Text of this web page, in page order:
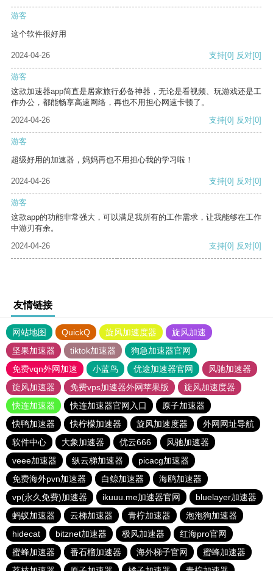
游客
这个软件很好用
2024-04-26 支持[0] 反对[0]
游客
这款加速器app简直是居家旅行必备神器，无论是看视频、玩游戏还是工
作办公，都能畅享高速网络，再也不用担心网速卡顿了。
2024-04-26
支持[0] 反对[0]
游客
超级好用的加速器，妈妈再也不用担心我的学习啦！
2024-04-26 支持[0] 反对[0]
游客
这款app的功能非常强大，可以满足我所有的工作需求，让我能够在工作
中游刃有余。
2024-04-26
支持[0] 反对[0]
友情链接
网站地图 QuickQ 旋风加速度器
旋风加速
坚果加速器
tiktok加速器
狗急加速器官网
免费vqn外网加速
小蓝鸟 优途加速器官网
风驰加速器
旋风加速器
免费vps加速器外网苹果版
旋风加速度器
快连加速器
快连加速器官网入口
原子加速器
快鸭加速器
快柠檬加速器 旋风加速度器
外网网址导航
软件中心
大象加速器 优云666
风驰加速器
veee加速器
纵云梯加速器
picacg加速器
免费海外pvn加速器
白鲸加速器
海鸥加速器
vp(永久免费)加速器
ikuuu.me加速器官网
bluelayer加速器
蚂蚁加速器
云梯加速器 青柠加速器
泡泡狗加速器
hidecat
bitznet加速器 极风加速器
红海pro官网
蜜蜂加速器
番石榴加速器 海外梯子官网
蜜蜂加速器